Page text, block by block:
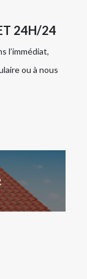
24H/24
l’immédiat,
ou à nous